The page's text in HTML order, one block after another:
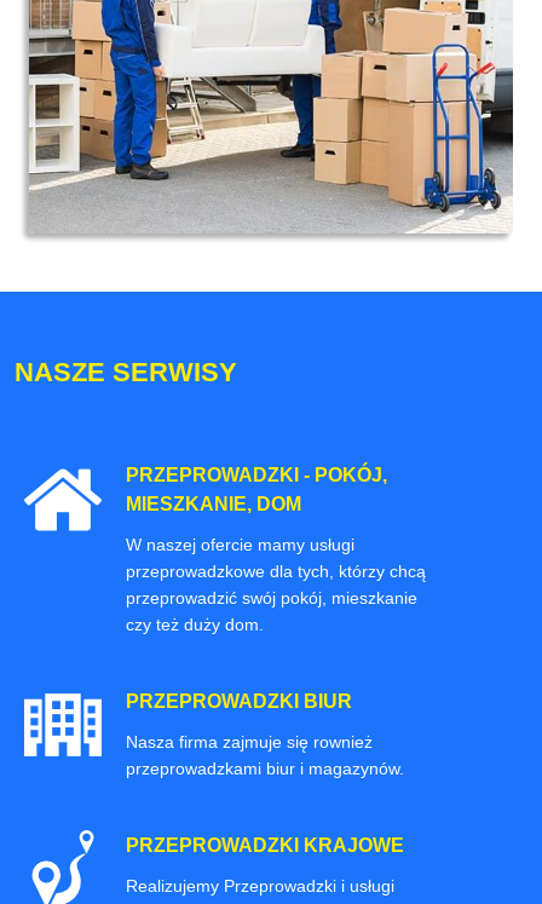
NASZE SERWISY
PRZEPROWADZKI - POKÓJ,
MIESZKANIE, DOM
W naszej ofercie mamy usługi
przeprowadzkowe dla tych, którzy chcą
przeprowadzić swój pokój, mieszkanie
czy też duży dom.
PRZEPROWADZKI BIUR
Nasza firma zajmuje się rownież
przeprowadzkami biur i magazynów.
PRZEPROWADZKI KRAJOWE
Realizujemy Przeprowadzki i usługi